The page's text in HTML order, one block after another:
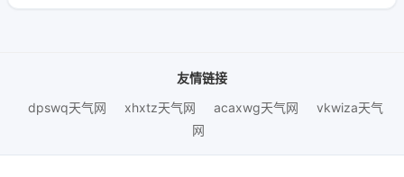
友情链接
dpswq天气网
xhxtz天气网 acaxwg天气网
vkwiza天气
网